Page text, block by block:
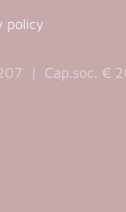
policy
| Cap.soc. €